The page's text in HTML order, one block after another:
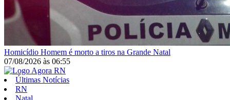
Homicídio Homem é morto a tiros na Grande Natal
07/08/2026 às 06:55
Últimas Notícias
RN
Natal